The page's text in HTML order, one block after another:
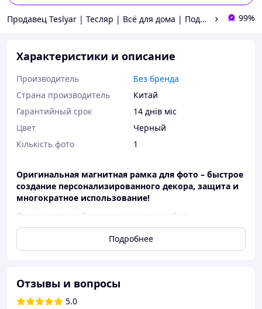
Продавец Teslyar | Тесляр | Всё для дома | Подарки | Опт 99%
Характеристики и описание
Производитель
Без бренда
Страна производитель
Китай
Гарантийный срок
14 днів міс
Цвет
Черный
Кількість фото
1
Оригинальная магнитная рамка для фото – быстрое
создание персонализированного декора, защита и
многократное использование!
Превратите свой холодильник или любую
металлическую поверхность в галерею воспоминаний
с помощью этой магнитной фоторамки! Это идеальное
решение для демонстрации ваших любимых цифровых
магнитный карман, создающий персонализированный
декор.
Подробнее
Отзывы и вопросы
5.0